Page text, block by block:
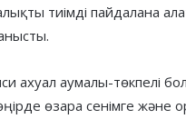
тиімді пайдалана
ахуал аумалы-төкпелі
өзара сенімге және